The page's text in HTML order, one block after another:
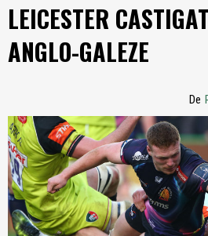
LEICESTER
ANGLO-GALEZE
De